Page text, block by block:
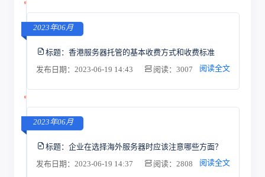
2023年06月
标题： 香港服务器托管的基本收费方式和收费标准
发布日期：2023-06-19 14:43
阅读：3007 阅读全文
2023年06月
标题： 企业在选择海外服务器时应该注意哪些方面？
发布日期：2023-06-19 14:37
阅读：2808 阅读全文